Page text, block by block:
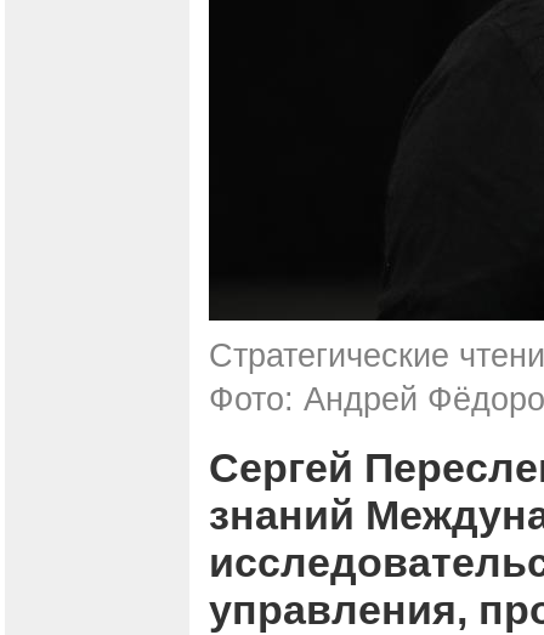
Стратегические
Фото: Андрей
Сергей
знаний
управления,